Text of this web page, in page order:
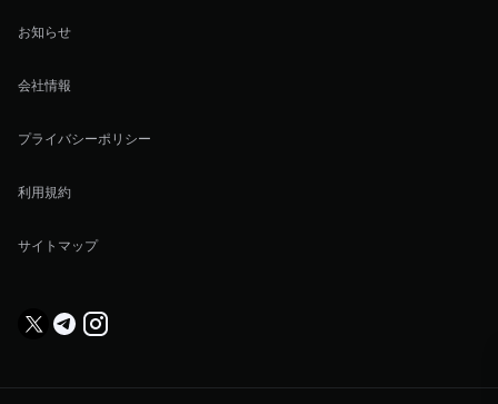
お知らせ
会社情報
プライバシーポリシー
利用規約
サイトマップ